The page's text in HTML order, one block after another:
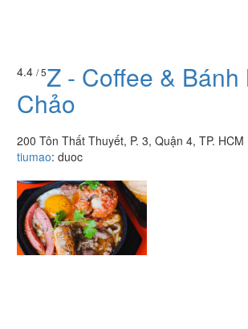
4.4 / 5Z - Coffee & Bánh
Chảo
200 Tôn Thất Thuyết, P. 3, Quận 4, TP. HCM
tiumao: duoc